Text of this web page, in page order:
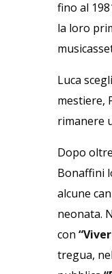
fino al
la loro
Luca
mestiere,
rimanere
Dopo
Bonaffini
alcune
neonata.
con
tregua,